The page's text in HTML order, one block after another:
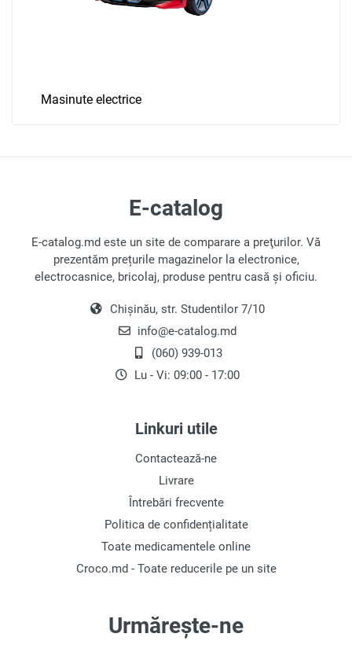
Masinute electrice
E-catalog
E-catalog.md este un site de comparare a preţurilor. Vă
prezentăm prețurile magazinelor la electronice,
electrocasnice, bricolaj, produse pentru casă și oficiu.
Chișinău, str. Studentilor 7/10
info@e-catalog.md
(060) 939-013
Lu - Vi: 09:00 - 17:00
Linkuri utile
Contactează-ne
Livrare
Întrebări frecvente
Politica de confidențialitate
Toate medicamentele online
Croco.md - Toate reducerile pe un site
Urmărește-ne